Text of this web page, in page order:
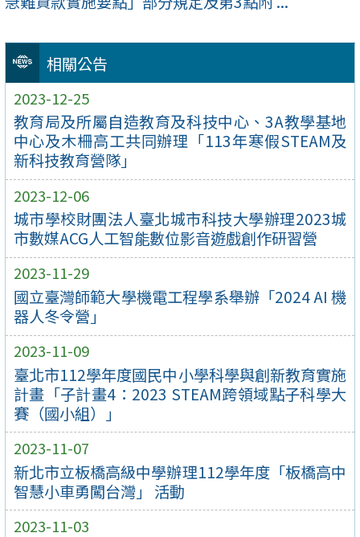
相關公告
2023-12-25
教育局及所屬自造教育及科技中心、3A教學基地
中心及木柵高工共同辦理「113年寒假STEAM及
新科技教育營隊」
2023-12-06
城市學校財團法人臺北城市科技大學辦理2023城
市數媒ACG人工智能數位影音遊戲創作研習營
2023-11-29
國立臺灣師範大學機電工程學系舉辦「2024 AI 機
器人冬令營」
2023-11-09
臺北市112學年度國民中小學科學與創新教育實施
計畫「子計畫4：2023 STEAM跨領域點子科學大
賽（國小組）」
2023-11-07
新北市立板橋高級中學辦理112學年度「板橋高中
智慧小車勇闖台灣」 活動
2023-11-03